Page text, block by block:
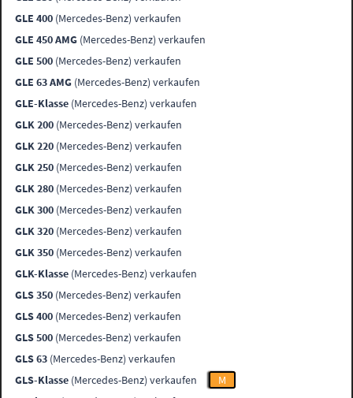
GLE 400 (Mercedes-Benz) verkaufen
GLE 450 AMG (Mercedes-Benz) verkaufen
GLE 500 (Mercedes-Benz) verkaufen
GLE 63 AMG (Mercedes-Benz) verkaufen
GLE-Klasse (Mercedes-Benz) verkaufen
GLK 200 (Mercedes-Benz) verkaufen
GLK 220 (Mercedes-Benz) verkaufen
GLK 250 (Mercedes-Benz) verkaufen
GLK 280 (Mercedes-Benz) verkaufen
GLK 300 (Mercedes-Benz) verkaufen
GLK 320 (Mercedes-Benz) verkaufen
GLK 350 (Mercedes-Benz) verkaufen
GLK-Klasse (Mercedes-Benz) verkaufen
GLS 350 (Mercedes-Benz) verkaufen
GLS 400 (Mercedes-Benz) verkaufen
GLS 500 (Mercedes-Benz) verkaufen
GLS 63 (Mercedes-Benz) verkaufen
GLS-Klasse (Mercedes-Benz) verkaufen
M